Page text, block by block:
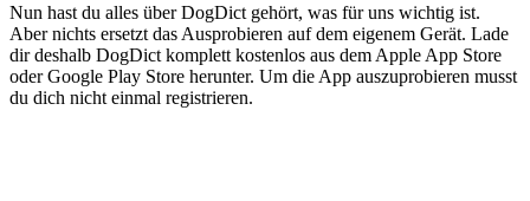
Nun hast du alles über DogDict gehört, was für uns wichtig ist.
Aber nichts ersetzt das Ausprobieren auf dem eigenem Gerät. Lade
dir deshalb DogDict komplett kostenlos aus dem Apple App Store
oder Google Play Store herunter. Um die App auszuprobieren musst
du dich nicht einmal registrieren.